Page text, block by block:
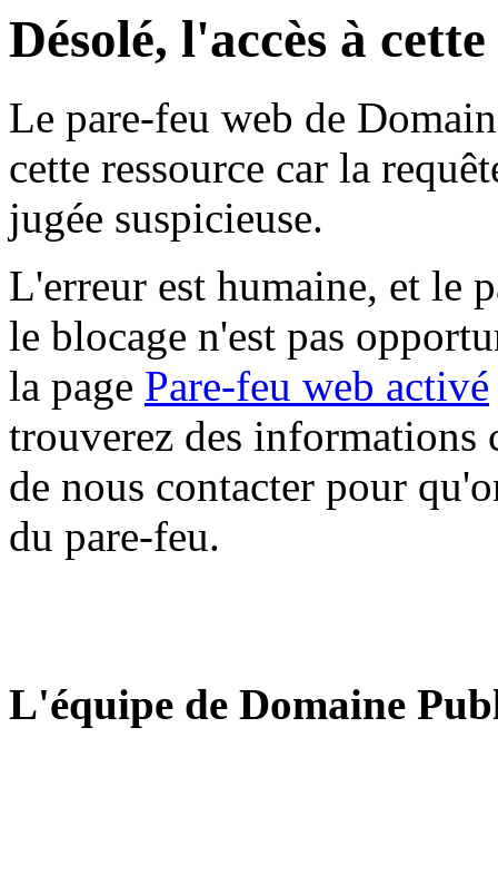
Désolé, l'accès à
Le pare-feu web de
cette ressource car la
jugée suspicieuse.
L'erreur est humaine, et le
le blocage n'est pas
la page Pare-feu web activé
trouverez des informations
de nous contacter pour
du pare-feu.
L'équipe de Domaine